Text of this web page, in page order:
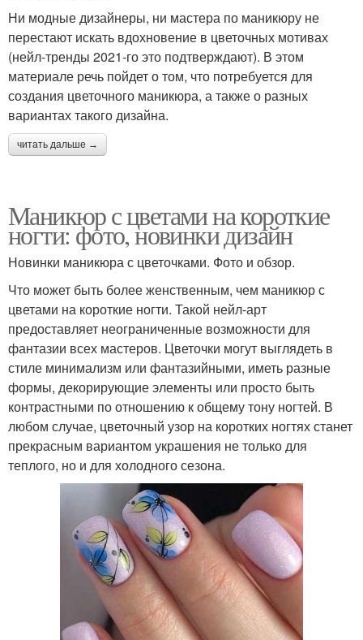
Ни модные дизайнеры, ни мастера по маникюру не
перестают искать вдохновение в цветочных мотивах
(нейл-тренды 2021-го это подтверждают). В этом
материале речь пойдет о том, что потребуется для
создания цветочного маникюра, а также о разных
вариантах такого дизайна.
читать дальше →
Маникюр с цветами на короткие
ногти: фото, новинки дизайн
Новинки маникюра с цветочками. Фото и обзор.
Что может быть более женственным, чем маникюр с
цветами на короткие ногти. Такой нейл-арт
предоставляет неограниченные возможности для
фантазии всех мастеров. Цветочки могут выглядеть в
стиле минимализм или фантазийными, иметь разные
формы, декорирующие элементы или просто быть
контрастными по отношению к общему тону ногтей. В
любом случае, цветочный узор на коротких ногтях станет
прекрасным вариантом украшения не только для
теплого, но и для холодного сезона.